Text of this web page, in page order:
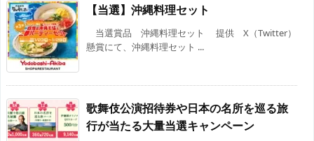
【当選】沖縄料理セット
当選賞品 沖縄料理セット 提供 X（Twitter）
懸賞にて、沖縄料理セット ...
歌舞伎公演招待券や日本の名所を巡る旅
行が当たる大量当選キャンペーン